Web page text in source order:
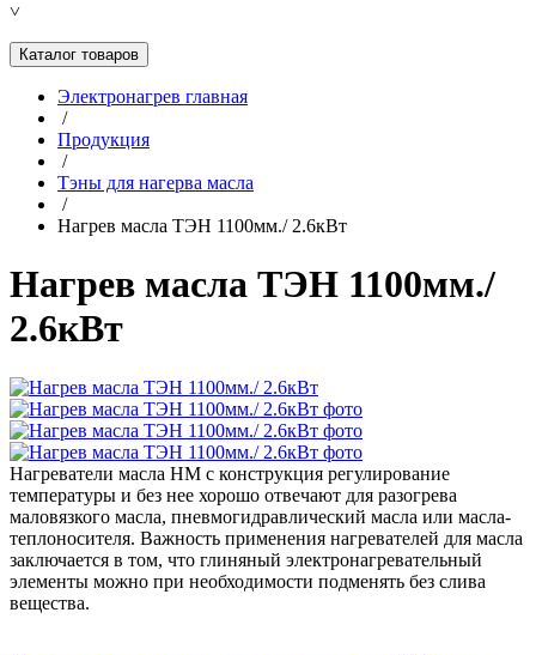
˅
Каталог товаров
Электронагрев главная
/
Продукция
/
Тэны для нагерва масла
/
Нагрев масла ТЭН 1100мм./ 2.6кВт
Нагрев масла ТЭН 1100мм./
2.6кВт
Нагреватели масла НМ с конструкция регулирование
температуры и без нее хорошо отвечают для разогрева
маловязкого масла, пневмогидравлический масла или масла-
теплоносителя. Важность применения нагревателей для масла
заключается в том, что глиняный электронагревательный
элементы можно при необходимости подменять без слива
вещества.